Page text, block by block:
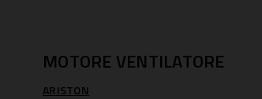
MOTORE VENTILATORE
ARISTON